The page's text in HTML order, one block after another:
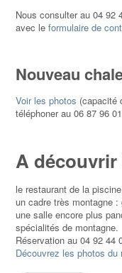
Nous consulter au 04 92
avec le formulaire de
Nouveau
Voir les photos (capacité
téléphoner au 06 87 96
A
le restaurant de la
un cadre très montagne
une salle encore plus
spécialités de montagne.
Réservation au 04 92 44
Découvrez les photos du